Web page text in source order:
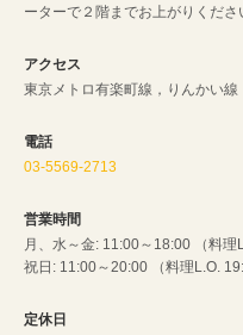
ーターで２階までお上がりくださ
アクセス
東京メトロ有楽町線，りんかい
電話
03-5569-2713
営業時間
月、水～金: 11:00～18:00 （料理
祝日: 11:00～20:00 （料理L.O.
定休日